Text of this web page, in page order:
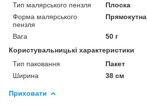
Тип малярського пензля
Плоска
Форма малярського
пензля
Прямокутна
Вага
50 г
Користувальницькі характеристики
Тип паковання
Пакет
Ширина
38 см
Приховати